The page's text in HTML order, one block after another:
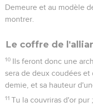
Demeure et au modèle
montrer.
Le coffre de
10 Ils feront donc une
sera de deux coudées
demie, et sa hauteur
11 Tu la couvriras d'or pur